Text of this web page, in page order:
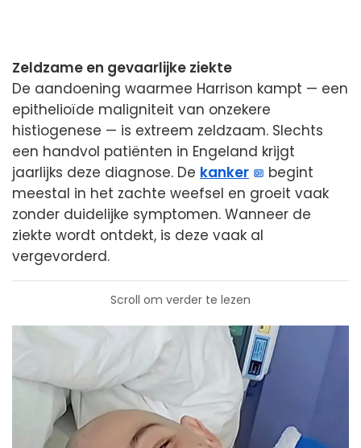
Zeldzame en gevaarlijke ziekte
De aandoening waarmee Harrison kampt — een
epithelioïde maligniteit van onzekere
histiogenese — is extreem zeldzaam. Slechts
een handvol patiënten in Engeland krijgt
jaarlijks deze diagnose. De kanker
begint
meestal in het zachte weefsel en groeit vaak
zonder duidelijke symptomen. Wanneer de
ziekte wordt ontdekt, is deze vaak al
vergevorderd.
Scroll om verder te lezen